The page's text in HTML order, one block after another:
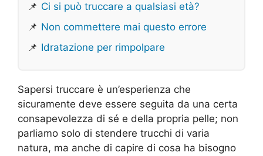
📌 Ci si può truccare a qualsiasi età?
📌 Non commettere mai questo errore
📌 Idratazione per rimpolpare
Sapersi truccare è un’esperienza che
sicuramente deve essere seguita da una certa
consapevolezza di sé e della propria pelle; non
parliamo solo di stendere trucchi di varia
natura, ma anche di capire di cosa ha bisogno